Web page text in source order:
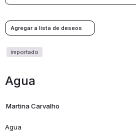
Agua
Martina Carvalho
Agua